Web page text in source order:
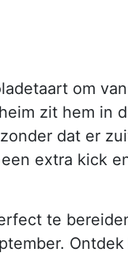
om
zit hem in
dat er
extra kick
te